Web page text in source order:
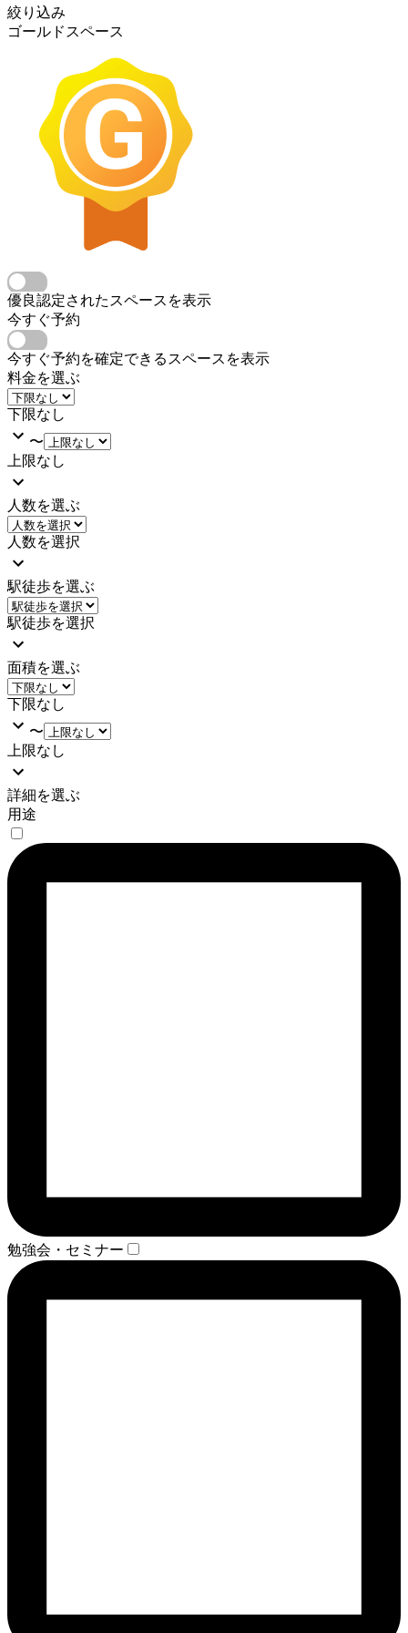
絞り込み
ゴールドスペース
優良認定されたスペースを表示
今すぐ予約
今すぐ予約を確定できるスペースを表示
料金を選ぶ
下限なし
〜
上限なし
人数を選ぶ
人数を選択
駅徒歩を選ぶ
駅徒歩を選択
面積を選ぶ
下限なし
〜
上限なし
詳細を選ぶ
用途
勉強会・セミナー